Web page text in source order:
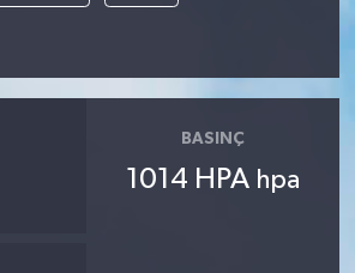
BASINÇ
1014 HPA hpa